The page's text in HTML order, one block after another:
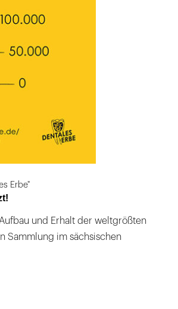
Erbe"
und Erhalt der weltgrößten
Sammlung im sächsischen